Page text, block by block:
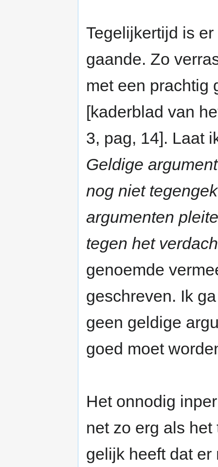
Tegelijkertijd is
gaande. Zo
met een prachtig
[kaderblad van
3, pag, 14]. Laat
Geldige
nog niet
argumenten
tegen het
genoemde
geschreven. Ik
geen geldige
goed moet
Het onnodig
net zo erg als
gelijk heeft dat